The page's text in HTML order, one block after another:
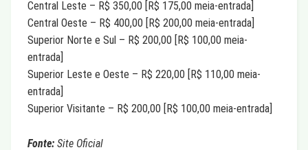
Central Leste – R$ 350,00 [R$ 175,00 meia-entrada]
Central Oeste – R$ 400,00 [R$ 200,00 meia-entrada]
Superior Norte e Sul – R$ 200,00 [R$ 100,00 meia-
entrada]
Superior Leste e Oeste – R$ 220,00 [R$ 110,00 meia-
entrada]
Superior Visitante – R$ 200,00 [R$ 100,00 meia-entrada]
Fonte: Site Oficial